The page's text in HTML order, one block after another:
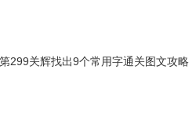
299关辉找出9个常用字通关图文攻略